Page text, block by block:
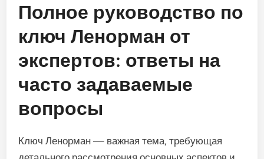
Полное руководство по
ключ Ленорман от
экспертов: ответы на
часто задаваемые
вопросы
Ключ Ленорман — важная тема, требующая